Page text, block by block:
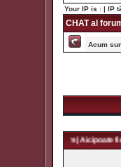
Your IP is : | IP
CHAT al
Acum
| Aici poate fi